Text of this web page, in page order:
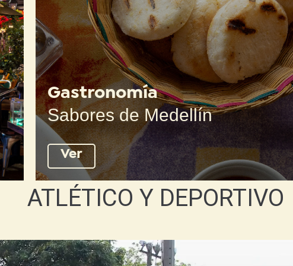
Gastronomía
Sabores de Medellín
Ver
ATLÉTICO Y DEPORTIVO